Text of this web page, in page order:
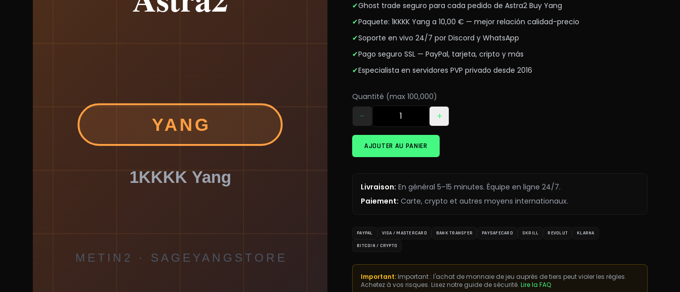
✔Ghost trade seguro para cada pedido de Astra2 Buy Yang
✔Paquete: 1KKKK Yang a 10,00 € — mejor relación calidad-precio
✔Soporte en vivo 24/7 por Discord y WhatsApp
✔Pago seguro SSL — PayPal, tarjeta, cripto y más
✔Especialista en servidores PVP privado desde 2016
Quantité (max 100,000)
− +
AJOUTER AU PANIER
Livraison: En général 5–15 minutes. Équipe en ligne 24/7.
Paiement: Carte, crypto et autres moyens internationaux.
PAYPAL VISA / MASTERCARD BANK TRANSFER PAYSAFECARD SKRILL REVOLUT KLARNA
BITCOIN / CRYPTO
Important: Important : l'achat de monnaie de jeu auprès de tiers peut violer les règles.
Achetez à vos risques. Lisez notre guide de sécurité. Lire la FAQ